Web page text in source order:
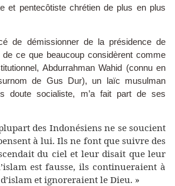
et pentecôtiste chrétien de plus en plus
de démissionner de la présidence de
de ce que beaucoup considèrent comme
Abdurrahman Wahid (connu en
de Gus Dur), un laïc musulman
doute socialiste, m’a fait part de ses
des Indonésiens ne se soucient
à lui. Ils ne font que suivre des
du ciel et leur disait que leur
est fausse, ils continueraient à
et ignoreraient le Dieu. »